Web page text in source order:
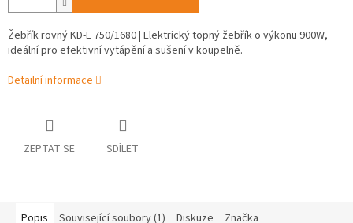
Žebřík rovný KD-E 750/1680 | Elektrický topný žebřík o výkonu 900W,
ideální pro efektivní vytápění a sušení v koupelně.
Detailní informace
ZEPTAT SE SDÍLET
Popis Související soubory (1) Diskuze Značka